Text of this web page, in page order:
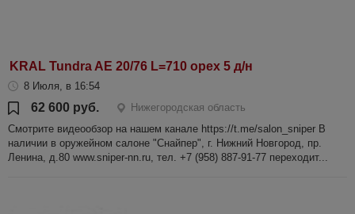
KRAL Tundra AE 20/76 L=710 орех 5 д/н
8 Июля, в 16:54
62 600 руб.
Нижегородская область
Смотрите видеообзор на нашем канале https://t.me/salon_sniper В
наличии в оружейном салоне "Снайпер", г. Нижний Новгород, пр.
Ленина, д.80 www.sniper-nn.ru, тел. +7 (958) 887-91-77 переходит...